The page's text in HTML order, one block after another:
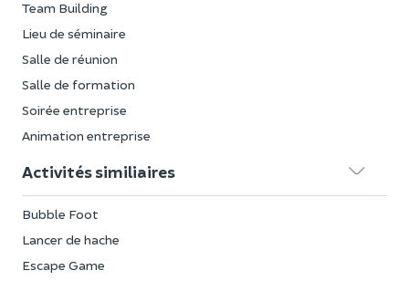
Team Building
Lieu de séminaire
Salle de réunion
Salle de formation
Soirée entreprise
Animation entreprise
Activités similiaires
Bubble Foot
Lancer de hache
Escape Game